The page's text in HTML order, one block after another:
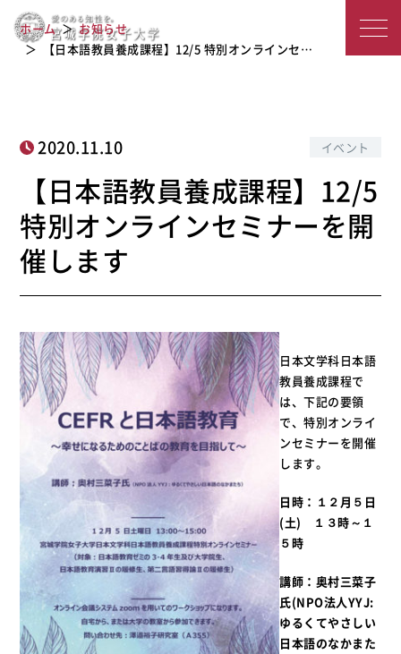
城
子
大
【日本語教員養成課程】12/5 特別オン
ラインセミナーを開催します
ホーム
お知らせ
【日本語教員養成課程】12/5 特別オンラインセ…
2020.11.10 イベント
【日本語教員養成課程】12/5
特別オンラインセミナーを開
催します
日本文学科日本語
教員養成課程で
は、下記の要領
で、特別オンライ
ンセミナーを開催
します。
日時：１２月５日
(土) １３時～１
５時
講師：奥村三菜子
氏(NPO法人YYJ:
ゆるくてやさしい
日本語のなかまた